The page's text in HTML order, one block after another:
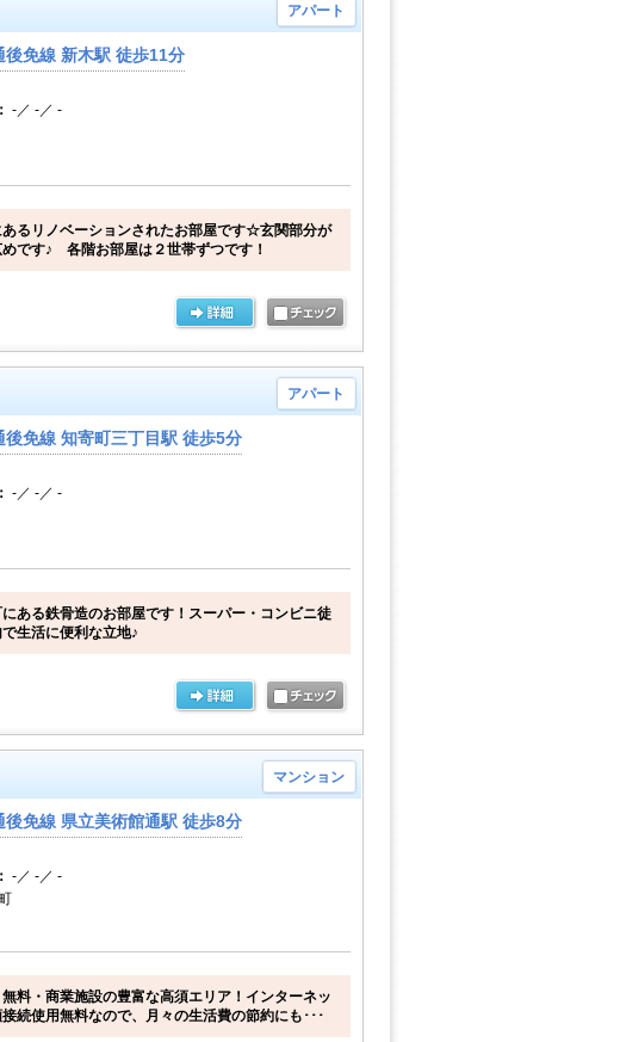
アパート
後免線 新木駅 徒歩11分
-／ -／ -
るリノベーションされたお部屋です☆玄関部分が
です♪ 各階お部屋は２世帯ずつです！
アパート
後免線 知寄町三丁目駅 徒歩5分
-／ -／ -
ある鉄骨造のお部屋です！スーパー・コンビニ徒
生活に便利な立地♪
マンション
後免線 県立美術館通駅 徒歩8分
-／ -／ -
料・商業施設の豊富な高須エリア！インターネッ
接続使用無料なので、月々の生活費の節約にも･･･